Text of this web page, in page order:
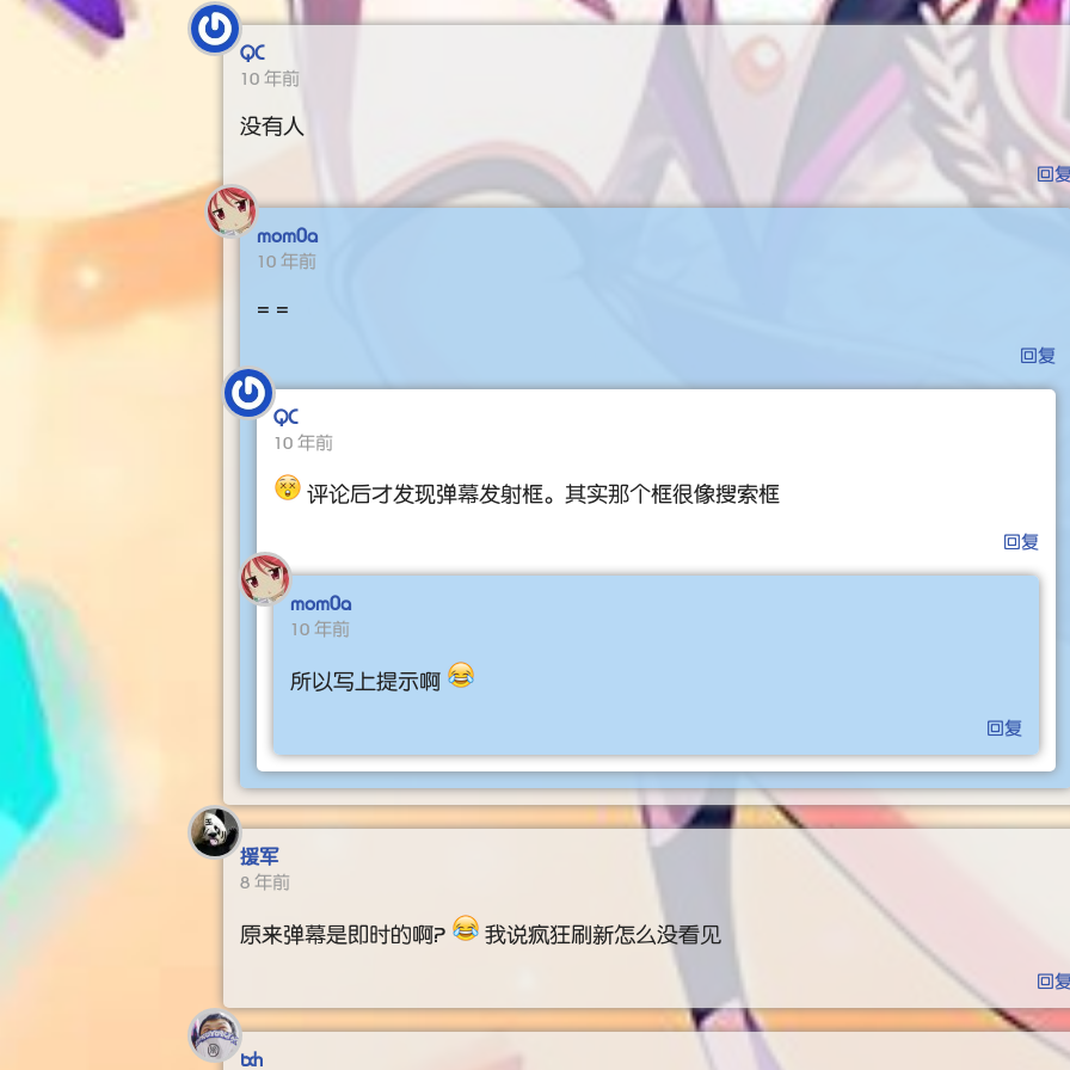
QC
10 年前
没有人
回
mom0a
10 年前
= =
回复
QC
10 年前
评论后才发现弹幕发射框。其实那个框很像搜索框
回复
mom0a
10 年前
所以写上提示啊
回复
援军
8 年前
原来弹幕是即时的啊？ 我说疯狂刷新怎么没看见
回
txh